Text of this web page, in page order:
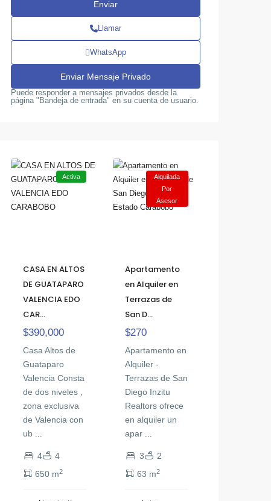
Llamar
WhatsApp
Puede responder a mensajes privados desde la
página "Bandeja de entrada" en su cuenta de usuario.
Venta Activa
CASA EN ALTOS
DE GUATAPARO
VALENCIA EDO
CAR...
$390,000
Casa Altos de
Guataparo
Valencia Consta
de dos niveles ,
zona exclusiva
de Valencia con
ub ...
4
4
650 m2
Terrazas
de
San
Alquiler
Alquilada
Por
Asesor
Apartamento
en Alquiler en
Terrazas de
San D...
$270
Apartamento en
Alquiler -
Terrazas de San
Diego Inzitu
Realtors ofrece
en alquiler un
apar ...
3
2
63 m2